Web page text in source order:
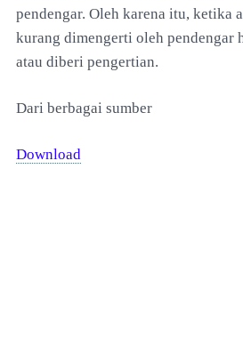
pendengar. Oleh karena itu, ketika
kurang dimengerti oleh pendengar
atau diberi pengertian.
Dari berbagai sumber
Download